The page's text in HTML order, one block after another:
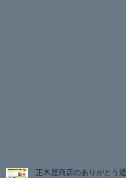
正木屋商店のありがとう通